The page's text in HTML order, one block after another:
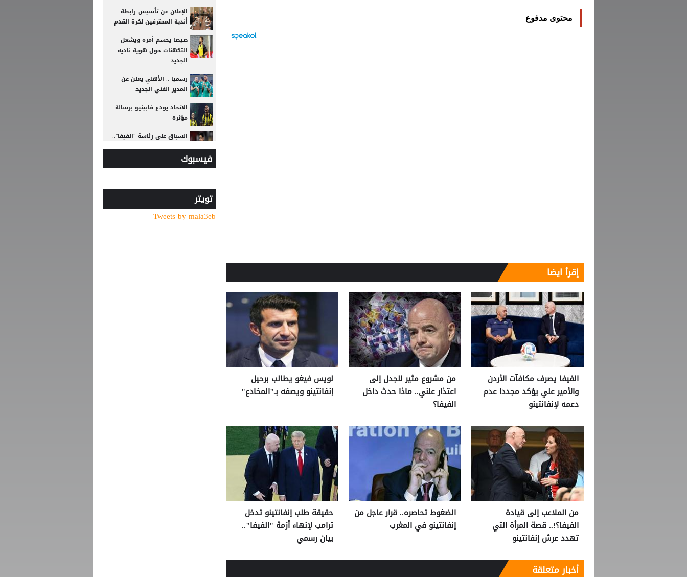
محتوى مدفوع
إقرأ ايضا
الفيفا يصرف مكافآت الأردن
والأمير علي يؤكد مجددا عدم
دعمه لإنفانتينو
من مشروع مثير للجدل إلى
اعتذار علني.. ماذا حدث داخل
الفيفا؟
لويس فيغو يطالب برحيل
إنفانتينو ويصفه بـ"المخادع"
من الملاعب إلى قيادة
الفيفا؟!.. قصة المرأة التي
تهدد عرش إنفانتينو
الضغوط تحاصره.. قرار عاجل من
إنفانتينو في المغرب
حقيقة طلب إنفانتينو تدخل
ترامب لإنهاء أزمة "الفيفا"..
بيان رسمي
أخبار متعلقة
الإعلان عن تأسيس رابطة
أندية المحترفين لكرة القدم
صيصا يحسم أمره ويشعل
التكهنات حول هوية ناديه
الجديد
رسميا .. الأهلي يعلن عن
المدير الفني الجديد
الاتحاد يودع فابينيو برسالة
مؤثرة
السباق على رئاسة "الفيفا"..
يعارض ترشيح القطري الخليفي
مدرب الأهلي الجديد ينذر
فيسبوك
تويتر
Tweets by mala3eb